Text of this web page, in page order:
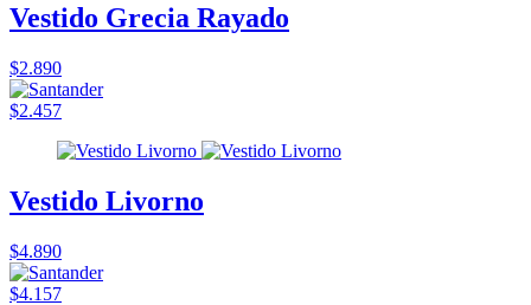
Vestido Grecia Rayado
$2.890
$2.457
Vestido Livorno
$4.890
$4.157